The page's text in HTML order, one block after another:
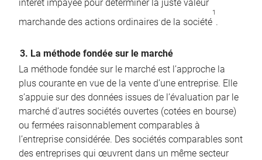
intérêt impayée pour déterminer la juste valeur
marchande des actions ordinaires de la société
1
.
3. La méthode fondée sur le marché
La méthode fondée sur le marché est l’approche la
plus courante en vue de la vente d’une entreprise. Elle
s’appuie sur des données issues de l’évaluation par le
marché d’autres sociétés ouvertes (cotées en bourse)
ou fermées raisonnablement comparables à
l’entreprise considérée. Des sociétés comparables sont
des entreprises qui œuvrent dans un même secteur